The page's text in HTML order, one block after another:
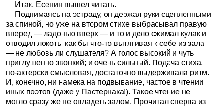
Итак, Есенин вышел читать.
Поднимаясь на эстраду, он держал руки сцепленными
за спиной, но уже на втором стихе выбрасывал правую
вперед — ладонью вверх — и то и дело сжимал кулак и
отводил локоть, как бы что-то вытягивая к себе из зала
— не любовь ли слушателя? А голос высокий и чуть
приглушенно звонкий; и очень сильный. Подача стиха,
по-актерски смысловая, достаточно выдерживала ритм.
И, конечно, ни намека на подвывание, частое в чтении
иных поэтов (даже у Пастернака!). Такое чтение не
могло сразу же не овладеть залом. Прочитал сперва из